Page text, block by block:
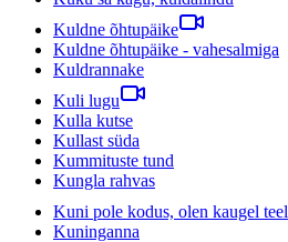
Kuldne õhtupäike
Kuldne õhtupäike - vahesalmiga
Kuldrannake
Kuli lugu
Kulla kutse
Kullast süda
Kummituste tund
Kungla rahvas
Kuni pole kodus, olen kaugel teel
Kuninganna